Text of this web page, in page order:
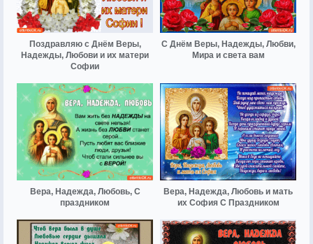
Поздравляю с Днём Веры,
Надежды, Любови и их матери
Софии
С Днём Веры, Надежды, Любви,
Мира и света вам
Вера, Надежда, Любовь, С
праздником
Вера, Надежда, Любовь и мать
их София С Праздником